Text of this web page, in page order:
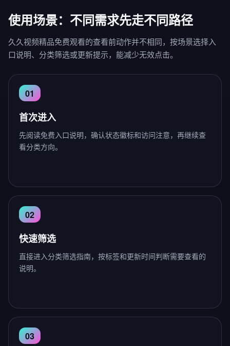
使用场景：不同需求先走不同路径
久久视频精品免费观看的查看前动作并不相同，按场景选择入
口说明、分类筛选或更新提示，能减少无效点击。
首次进入
先阅读免费入口说明，确认状态徽标和访问注意，再继续查
看分类方向。
快速筛选
直接进入分类筛选指南，按标签和更新时间判断需要查看的
说明。